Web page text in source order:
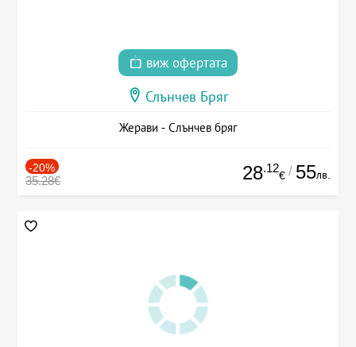
виж офертата
Слънчев Бряг
Жерави - Слънчев бряг
-20%
35.28€ 28.12
€ / 55лв.